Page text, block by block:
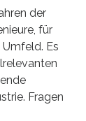
der
für
Es
Fragen